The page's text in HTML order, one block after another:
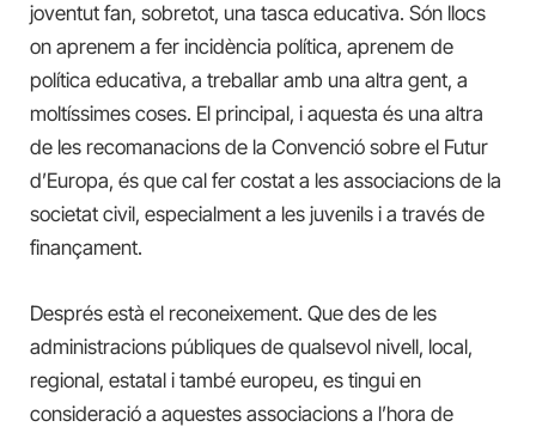
joventut fan, sobretot, una tasca educativa. Són llocs
on aprenem a fer incidència política, aprenem de
política educativa, a treballar amb una altra gent, a
moltíssimes coses. El principal, i aquesta és una altra
de les recomanacions de la Convenció sobre el Futur
d’Europa, és que cal fer costat a les associacions de la
societat civil, especialment a les juvenils i a través de
finançament.
Després està el reconeixement. Que des de les
administracions públiques de qualsevol nivell, local,
regional, estatal i també europeu, es tingui en
consideració a aquestes associacions a l’hora de